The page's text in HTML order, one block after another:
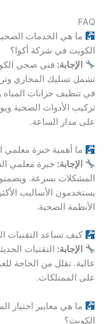
FAQ
ما هي الخدمات
الكويت في شركة أكوا؟
الإجابة: فني صحي
تشمل تسليك المجاري
في تنظيف خزانات المياه
تركيب الأدوات الصحية
على مدار الساعة.
ما أهمية خبرة
الإجابة: خبرة معلمي
المشكلات بسرعة.
يستخدمون الأساليب
الأنظمة الصحية.
كيف تساعد التقنيات
الإجابة: التقنيات
عالية. تقلل من الحاجة
على الممتلكات.
ما هي معايير اختيار
الكويت؟